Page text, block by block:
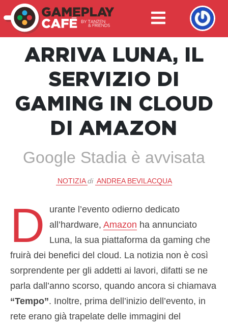
ARRIVA LUNA, IL
SERVIZIO DI
GAMING IN CLOUD
DI AMAZON
Google Stadia è avvisata
NOTIZIA di ANDREA BEVILACQUA
D
urante l’evento odierno dedicato
all’hardware,Amazon ha annunciato
Luna, la sua piattaforma da gaming che
fruirà dei benefici del cloud. La notizia non è così
sorprendente per gli addetti ai lavori, difatti se ne
parla dall’anno scorso, quando ancora si chiamava
“Tempo”. Inoltre, prima dell’inizio dell’evento, in
rete erano già trapelate delle immagini del